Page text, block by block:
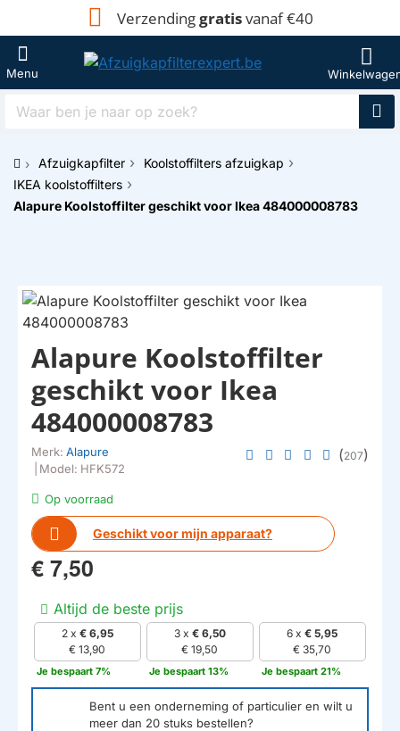
Verzendinggratisvanaf €40
Waar
naar
op
zoek?
h
o
Afzuigkapfilter
Koolstoffilters afzuigkap
IKEA koolstoffilters
Alapure Koolstoffilter geschikt voor Ikea 484000008783
HUISMERK
Op voorraad
Geschikt voor mijn apparaat?
Alapure Koolstoffilter
geschikt voor Ikea
484000008783
Merk: Alapure
Model: HFK572
(207)
€ 7,50
Altijd de beste prijs
2 x € 6,95
€ 13,90
Je bespaart 7%
3 x € 6,50
€ 19,50
Je bespaart 13%
6 x€ 5,95
€ 35,70
Je bespaart 21%
Bent u een onderneming of particulier en wilt u
meer dan 20 stuks bestellen?